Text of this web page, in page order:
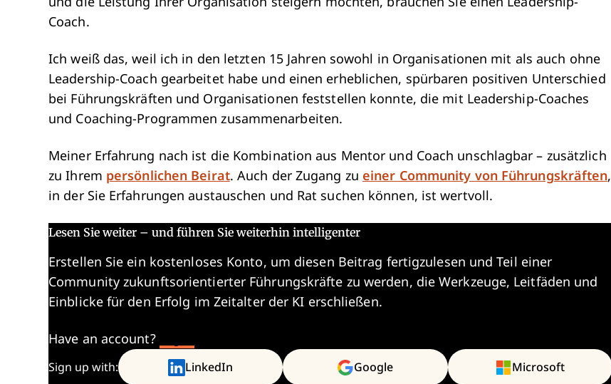
Coach.
Ich weiß das, weil ich in den letzten 15 Jahren sowohl in Organisationen mit als auch ohne
Leadership-Coach gearbeitet habe und einen erheblichen, spürbaren positiven Unterschied
bei Führungskräften und Organisationen feststellen konnte, die mit Leadership-Coaches
und Coaching-Programmen zusammenarbeiten.
Meiner Erfahrung nach ist die Kombination aus Mentor und Coach unschlagbar – zusätzlich
zu Ihrem persönlichen Beirat. Auch der Zugang zu einer Community von Führungskräften,
in der Sie Erfahrungen austauschen und Rat suchen können, ist wertvoll.
Lesen Sie weiter – und führen Sie weiterhin intelligenter
Erstellen Sie ein kostenloses Konto, um diesen Beitrag fertigzulesen und Teil einer
Community zukunftsorientierter Führungskräfte zu werden, die Werkzeuge, Leitfäden und
Einblicke für den Erfolg im Zeitalter der KI erschließen.
Have an account?
Sign up with: LinkedIn Google Microsoft